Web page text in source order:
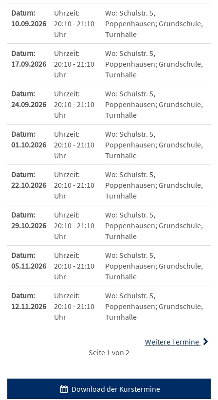
Datum:
10.09.2026
Uhrzeit:
20:10 - 21:10
Uhr
Wo: Schulstr. 5,
Poppenhausen; Grundschule,
Turnhalle
Datum:
17.09.2026
Uhrzeit:
20:10 - 21:10
Uhr
Wo: Schulstr. 5,
Poppenhausen; Grundschule,
Turnhalle
Datum:
24.09.2026
Uhrzeit:
20:10 - 21:10
Uhr
Wo: Schulstr. 5,
Poppenhausen; Grundschule,
Turnhalle
Datum:
01.10.2026
Uhrzeit:
20:10 - 21:10
Uhr
Wo: Schulstr. 5,
Poppenhausen; Grundschule,
Turnhalle
Datum:
22.10.2026
Uhrzeit:
20:10 - 21:10
Uhr
Wo: Schulstr. 5,
Poppenhausen; Grundschule,
Turnhalle
Datum:
29.10.2026
Uhrzeit:
20:10 - 21:10
Uhr
Wo: Schulstr. 5,
Poppenhausen; Grundschule,
Turnhalle
Datum:
05.11.2026
Uhrzeit:
20:10 - 21:10
Uhr
Wo: Schulstr. 5,
Poppenhausen; Grundschule,
Turnhalle
Datum:
12.11.2026
Uhrzeit:
20:10 - 21:10
Uhr
Wo: Schulstr. 5,
Poppenhausen; Grundschule,
Turnhalle
Weitere Termine
Seite 1 von 2
Download der Kurstermine